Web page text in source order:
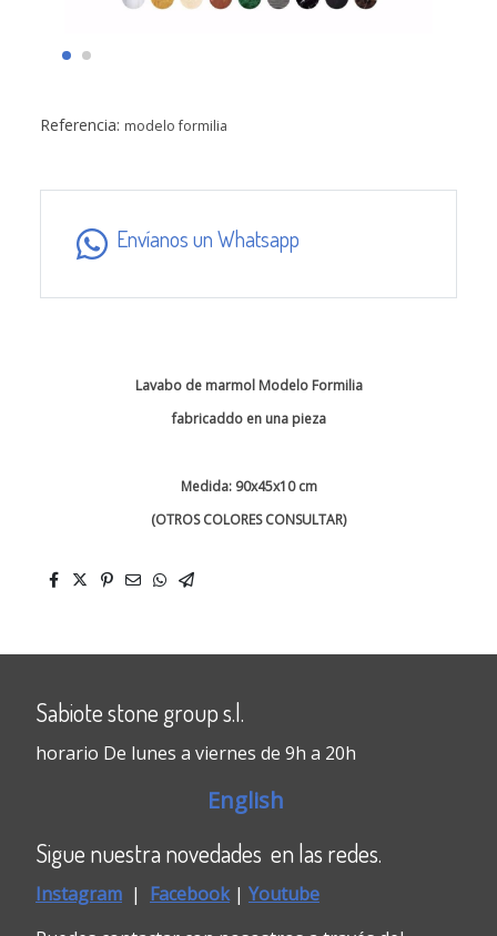
Referencia: modelo formilia
Envíanos un Whatsapp
Lavabo de marmol Modelo Formilia
fabricaddo en una pieza
Medida: 90x45x10 cm
(OTROS COLORES CONSULTAR)
Sabiote stone group s.l.
horario De lunes a viernes de 9h a 20h
English
Sigue nuestra novedades en las redes.
Instagram | Facebook| Youtube